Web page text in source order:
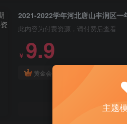
此内容为付费资源，请付费后查看
￥ 9.9
黄金会员
您当前
主题